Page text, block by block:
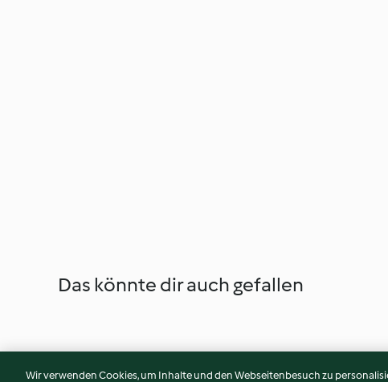
Das könnte dir auch gefallen
Wir verwenden Cookies, um Inhalte und den Webseitenbesuch zu